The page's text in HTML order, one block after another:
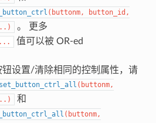
( buttonm, button_id ,
) 。 更多
值可以被 OR-ed
设置/清除相同的控制属性，请
( buttonm,
) 和
( buttonm,